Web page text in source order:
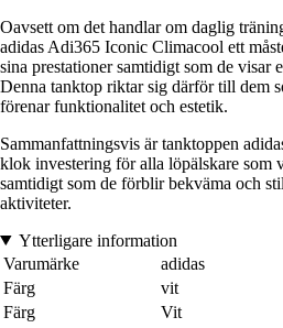
Oavsett om det handlar om daglig
adidas Adi365 Iconic Climacool ett
sina prestationer samtidigt som de visar
Denna tanktop riktar sig därför till dem
förenar funktionalitet och estetik.
Sammanfattningsvis är tanktoppen
klok investering för alla löpälskare som
samtidigt som de förblir bekväma och
aktiviteter.
Ytterligare information
Varumärke
adidas
Färg
vit
Färg
Vit